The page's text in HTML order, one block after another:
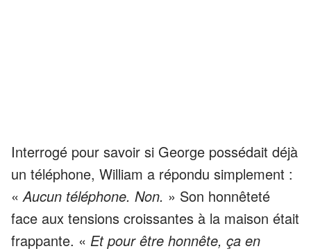
Interrogé pour savoir si George possédait déjà
un téléphone, William a répondu simplement :
« Aucun téléphone. Non. » Son honnêteté
face aux tensions croissantes à la maison était
frappante. « Et pour être honnête, ça en